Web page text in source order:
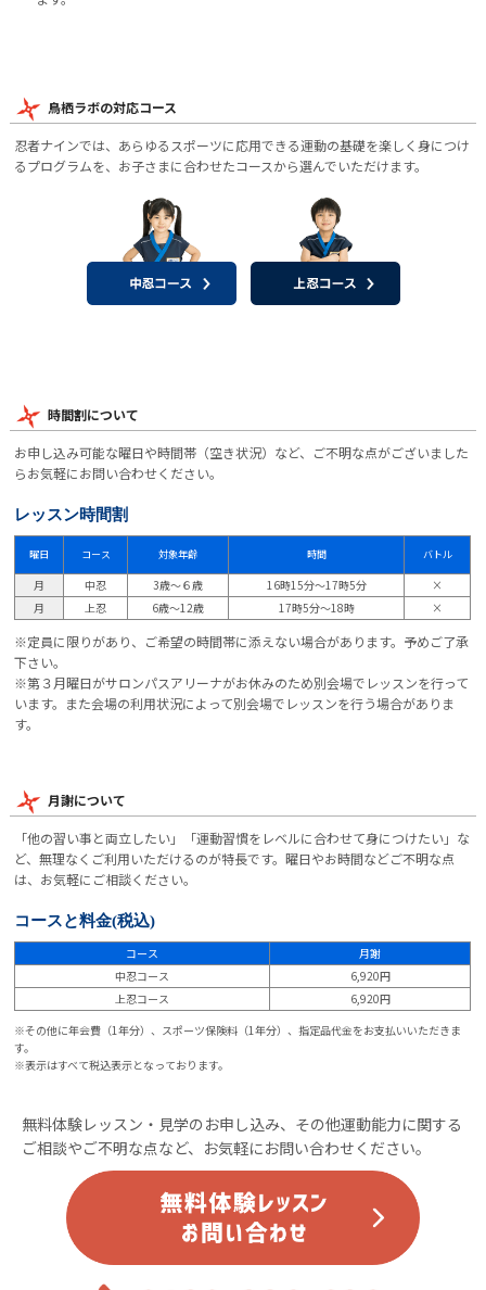
鳥栖ラボの対応コース
忍者ナインでは、あらゆるスポーツに応用できる運動の基礎を楽しく身につけ
るプログラムを、お子さまに合わせたコースから選んでいただけます。
時間割について
お申し込み可能な曜日や時間帯（空き状況）など、ご不明な点がございました
らお気軽にお問い合わせください。
レッスン時間割
曜日 コース 対象年齢 時間 バトル
月 中忍 3歳～６歳 16時15分～17時5分
×
月
上忍 6歳～12歳 17時5分～18時 ×
※定員に限りがあり、ご希望の時間帯に添えない場合があります。予めご了承
下さい。
※第３月曜日がサロンパスアリーナがお休みのため別会場でレッスンを行って
います。また会場の利用状況によって別会場でレッスンを行う場合がありま
す。
月謝について
「他の習い事と両立したい」「運動習慣をレベルに合わせて身につけたい」な
ど、無理なくご利用いただけるのが特長です。曜日やお時間などご不明な点
は、お気軽にご相談ください。
コースと料金(税込)
コース
月謝
中忍コース
6,920円
上忍コース
6,920円
※その他に年会費（1年分）、スポーツ保険料（1年分）、指定品代金をお支払いいただきま
す。
※表示はすべて税込表示となっております。
無料体験レッスン・見学のお申し込み、その他運動能力に関する
ご相談やご不明な点など、お気軽にお問い合わせください。